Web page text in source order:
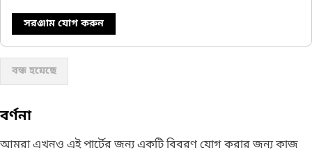
সরঞ্জাম যোগ করুন
বন্ধ হয়েছে
বর্ণনা
আমরা এখনও এই পার্টের জন্য একটি বিবরণ যোগ করার জন্য কাজ